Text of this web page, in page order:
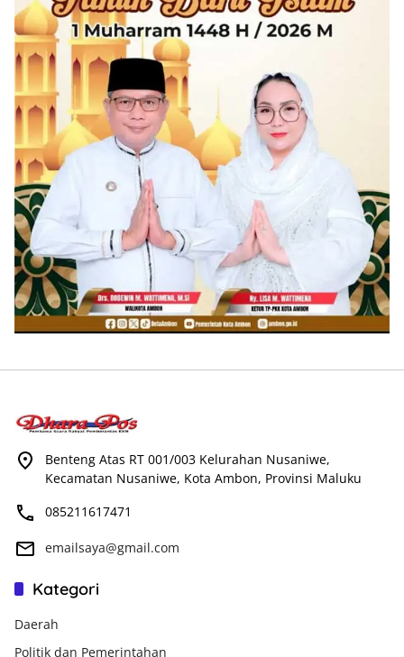
Benteng Atas RT 001/003 Kelurahan Nusaniwe,
Kecamatan Nusaniwe, Kota Ambon, Provinsi Maluku
085211617471
emailsaya@gmail.com
Kategori
Daerah
Politik dan Pemerintahan